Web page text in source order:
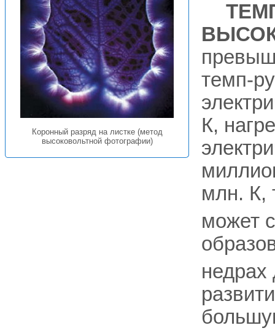
Коронный разряд на листке (метод
высоковольтной фотографии)
темп-
К,
млн. К,
может
недрах